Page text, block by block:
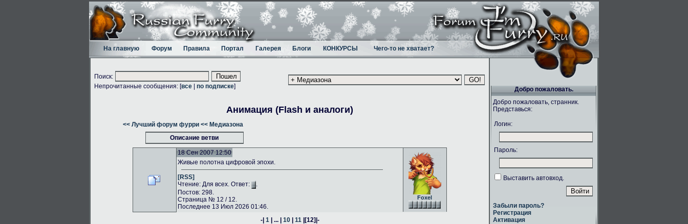
На главную Форум Правила Портал Галерея Блоги КОНКУРСЫ Чего-то не хватает?
Поиск:
Непрочитанные сообщения: [все по подписке]
Анимация (Flash и аналоги)
<< Лучший форум фурри << Медиазона
Описание ветви
18 Сен 2007 12:50
Foxel
Живые полотна цифровой эпохи.
[RSS]
Чтение: Для всех. Ответ:
.
Постов: 298.
Страница № 12 / 12.
Последнее 13 Июл 2026 01:46.
-| 1| ... | 10| 11|[12]|-
Добро пожаловать.
Добро пожаловать, странник.
Представься:
Логин:
Пароль:
Выставить автовход.
Забыли пароль?
Регистрация
Активация